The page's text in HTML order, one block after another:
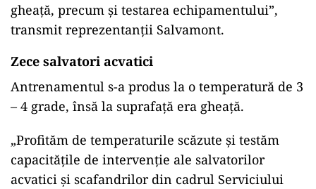
gheață, precum și testarea echipamentului”,
transmit reprezentanţii Salvamont.
Zece salvatori acvatici
Antrenamentul s-a produs la o temperatură de 3
– 4 grade, însă la suprafață era gheață.
„Profităm de temperaturile scăzute și testăm
capacitățile de intervenție ale salvatorilor
acvatici și scafandrilor din cadrul Serviciului